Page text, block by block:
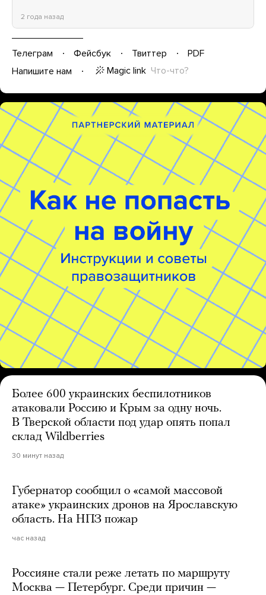
2 года назад
Телеграм Фейсбук Твиттер
PDF
Напишите нам
Magic link Что-что?
Более 600 украинских беспилотников
атаковали Россию и Крым за одну ночь.
В Тверской области под удар опять попал
склад Wildberries
30 минут назад
Губернатор сообщил о «самой массовой
атаке» украинских дронов на Ярославскую
область. На НПЗ пожар
час назад
Россияне стали реже летать по маршруту
Москва — Петербург. Среди причин —